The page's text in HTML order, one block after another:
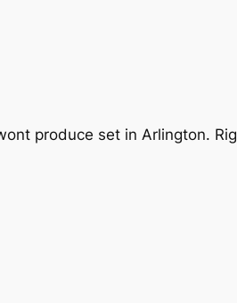
produce set in Arlington.